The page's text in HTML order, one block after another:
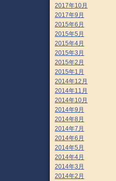
2017年10月
2017年9月
2015年6月
2015年5月
2015年4月
2015年3月
2015年2月
2015年1月
2014年12月
2014年11月
2014年10月
2014年9月
2014年8月
2014年7月
2014年6月
2014年5月
2014年4月
2014年3月
2014年2月